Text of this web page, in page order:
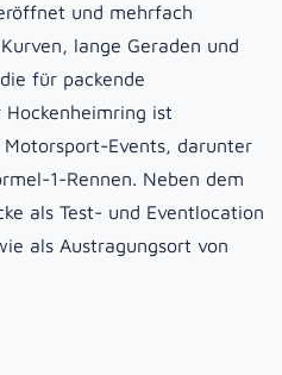
und mehrfach
lange Geraden und
für packende
ist
Events, darunter
1-Rennen. Neben dem
als Test- und Eventlocation
als Austragungsort von